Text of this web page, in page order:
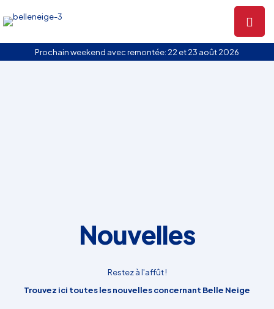
Prochain weekend avec remontée: 22 et 23 août 2026
Nouvelles
Restez à l'affût !
Trouvez ici toutes les nouvelles concernant Belle Neige